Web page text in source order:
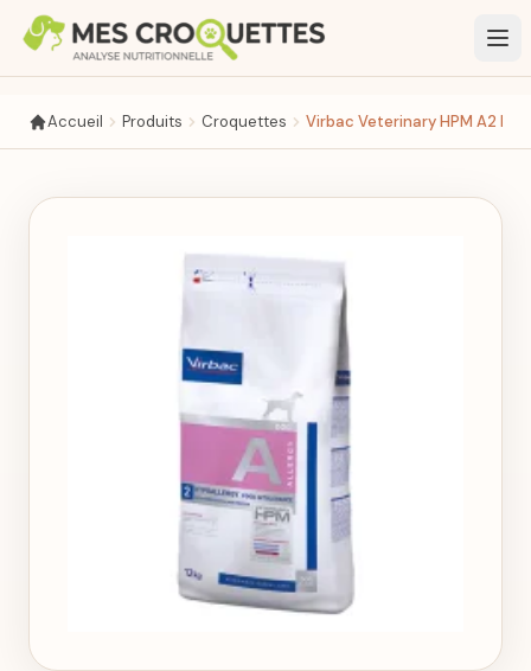
Aller au contenu principal
Accueil Produits Croquettes Virbac Veterinary HPM A2